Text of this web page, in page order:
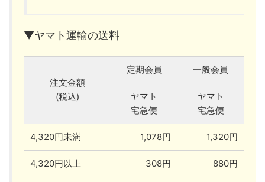
▼ヤマト運輸の送料
注文金額
(税込)
定期会員 一般会員
ヤマト
宅急便
ヤマト
宅急便
4,320円未満 1,078円 1,320円
4,320円以上 308円 880円